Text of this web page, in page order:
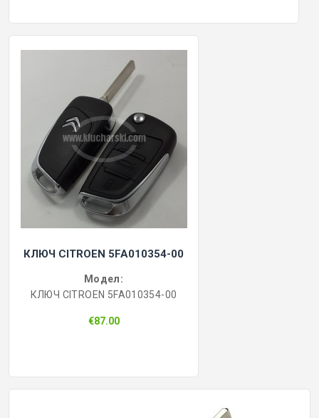
КЛЮЧ CITROEN 5FA010354-00
Модел:
КЛЮЧ CITROEN 5FA010354-00
€87.00